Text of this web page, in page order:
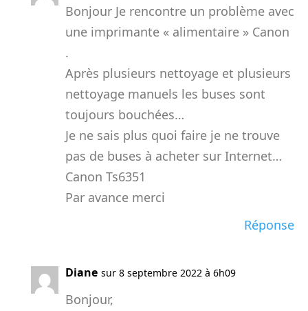
Bonjour Je rencontre un problème avec
une imprimante « alimentaire » Canon
.
Après plusieurs nettoyage et plusieurs
nettoyage manuels les buses sont
toujours bouchées…
Je ne sais plus quoi faire je ne trouve
pas de buses à acheter sur Internet…
Canon Ts6351
Par avance merci
Réponse
Diane sur 8 septembre 2022 à 6h09
Bonjour,